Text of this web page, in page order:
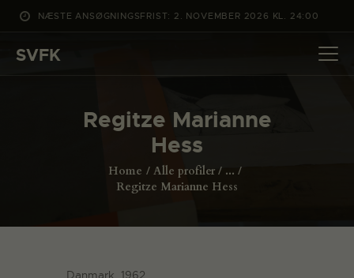
NÆSTE ANSØGNINGSFRIST: 2. NOVEMBER 2026 KL. 24:00
SVFK
Regitze Marianne
Hess
Home Alle profiler
...
Regitze Marianne Hess
DET SKER
PROJEKTER
ANSØG
Danmark, 1962